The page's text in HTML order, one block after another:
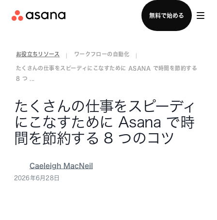
無料で始める
セールスチームに問い合わせる
お役立ちリソース ワークフローの自動化
たくさんの仕事をスピーディにこなすために ASANA で時間を節約する
8 つ ...
たくさんの仕事をスピーディ
にこなすために Asana で時
間を節約する 8 つのコツ
Caeleigh MacNeil
2026年6月28日